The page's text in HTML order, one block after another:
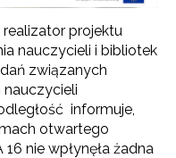
projektu
nauczycieli i bibliotek
związanych
informuje,
otwartego
nie wpłynęła żadna